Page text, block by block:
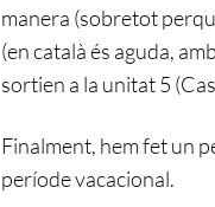
manera (sobretot
(en català és aguda,
sortien a la unitat 5
Finalment, hem fet un
període vacacional.